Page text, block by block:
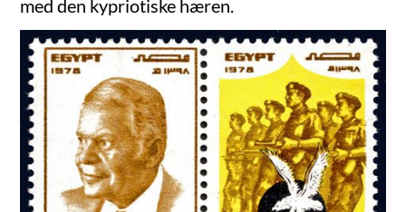
med den kypriotiske hæren.